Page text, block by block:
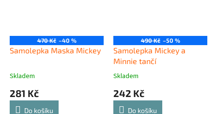
470 Kč –40 %
Samolepka Maska Mickey
Skladem
281 Kč
Do košíku
490 Kč –50 %
Samolepka Mickey a
Minnie tančí
Skladem
242 Kč
Do košíku